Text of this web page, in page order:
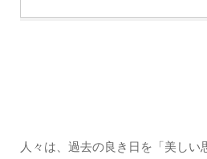
人々は、過去の良き日を「美しい